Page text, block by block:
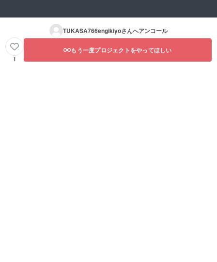
TUKASA766engikiyoさんへアンコール
1
もう一度プロジェクトをやってほしい